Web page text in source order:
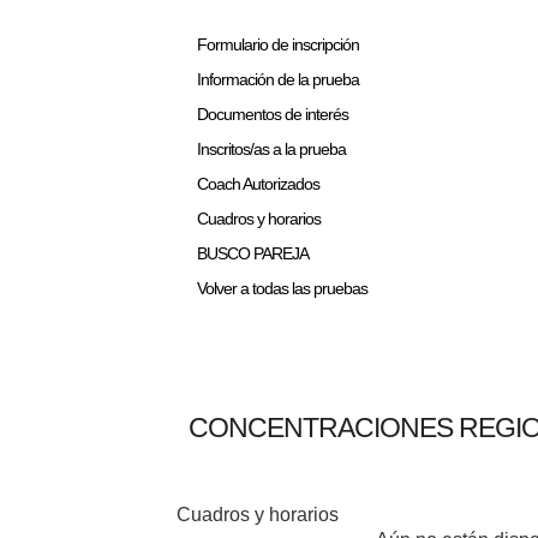
Formulario de inscripción
Información de la prueba
Documentos de interés
Inscritos/as a la prueba
Coach Autorizados
Cuadros y horarios
BUSCO PAREJA
Volver a todas las pruebas
CONCENTRACIONES
Cuadros y horarios